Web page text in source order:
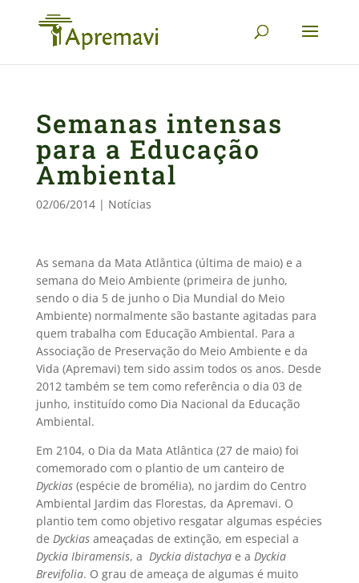
Semanas intensas
para a Educação
Ambiental
02/06/2014| Notícias
As semana da Mata Atlântica (última de maio) e a
semana do Meio Ambiente (primeira de junho,
sendo o dia 5 de junho o Dia Mundial do Meio
Ambiente) normalmente são bastante agitadas para
quem trabalha com Educação Ambiental. Para a
Associação de Preservação do Meio Ambiente e da
Vida (Apremavi) tem sido assim todos os anos. Desde
2012 também se tem como referência o dia 03 de
junho, instituído como Dia Nacional da Educação
Ambiental.
Em 2104, o Dia da Mata Atlântica (27 de maio) foi
comemorado com o plantio de um canteiro de
Dyckias(espécie de bromélia), no jardim do Centro
Ambiental Jardim das Florestas, da Apremavi. O
plantio tem como objetivo resgatar algumas espécies
de Dyckiasameaçadas de extinção, em especial a
Dyckia Ibiramensis, a Dyckia distachyae a Dyckia
Brevifolia. O grau de ameaça de algumas é muito